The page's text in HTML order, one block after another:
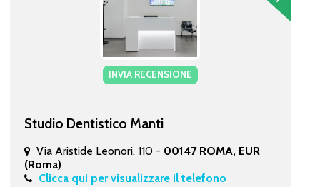
INVIA RECENSIONE
Studio Dentistico Manti
Via Aristide Leonori, 110 - 00147 ROMA, EUR
(Roma)
Clicca qui per visualizzare il telefono